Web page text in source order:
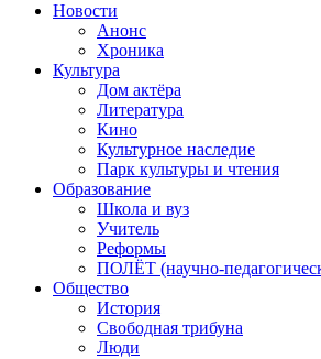
Новости
Анонс
Хроника
Культура
Дом актёра
Литература
Кино
Культурное наследие
Парк культуры и чтения
Образование
Школа и вуз
Учитель
Реформы
ПОЛЁТ (научно-
Общество
История
Свободная трибуна
Люди